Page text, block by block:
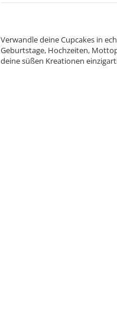
Verwandle deine Cupcakes in
Geburtstage, Hochzeiten,
deine süßen Kreationen